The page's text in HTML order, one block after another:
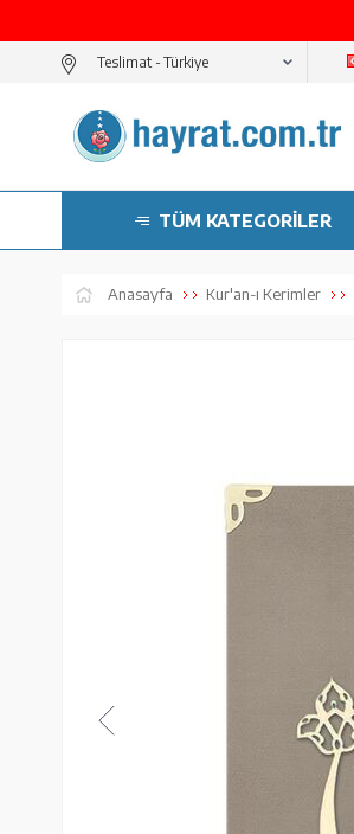
Teslimat -
TÜM KATEGORİLER
Anasayfa Kur'an-ı Kerimler